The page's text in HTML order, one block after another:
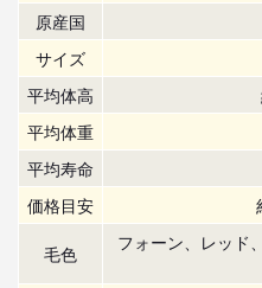
原産国
サイズ
平均体高
平均体重
平均寿命
価格目安
毛色
フォーン、レッド